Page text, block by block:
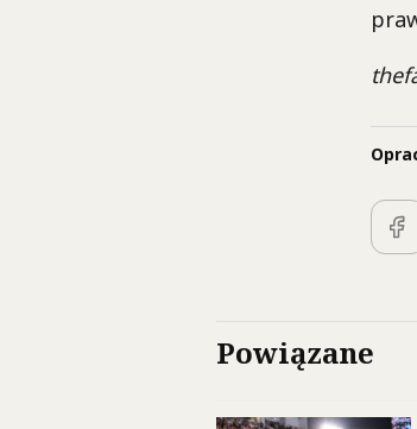
Powiązane